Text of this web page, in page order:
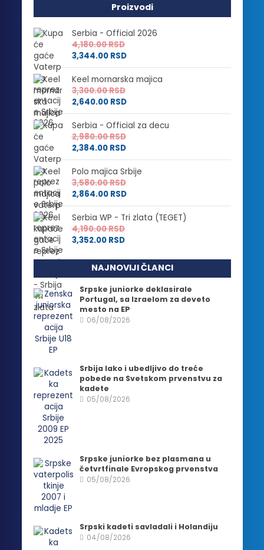
Proizvodi
Serbia - Official 2026
4,180.00RSD
3,344.00 RSD
Keel mornarska majica
3,300.00RSD
2,640.00 RSD
Serbia - Official za decu
2,980.00RSD
2,384.00 RSD
Polo majica Srbije
3,580.00RSD
2,864.00 RSD
Serbia WP - Tri zlata (TEGET)
4,190.00RSD
3,352.00 RSD
NAJNOVIJI ČLANCI
Srpske juniorke deklasirale
Portugal, sa Izraelom za deveto
mesto na EP
06/08/2026
Srbija lako i ubedljivo do treće
pobede na Svetskom prvenstvu za
kadete
05/08/2026
Srpske juniorke bez plasmana u
četvrtfinale Evropskog prvenstva
05/08/2026
Srpski kadeti savladali i Holandiju
04/08/2026